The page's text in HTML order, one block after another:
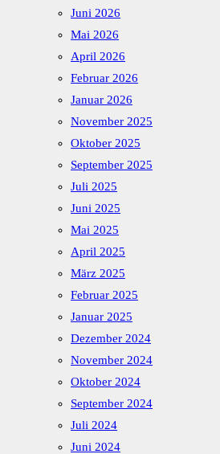
Juni 2026
Mai 2026
April 2026
Februar 2026
Januar 2026
November 2025
Oktober 2025
September 2025
Juli 2025
Juni 2025
Mai 2025
April 2025
März 2025
Februar 2025
Januar 2025
Dezember 2024
November 2024
Oktober 2024
September 2024
Juli 2024
Juni 2024